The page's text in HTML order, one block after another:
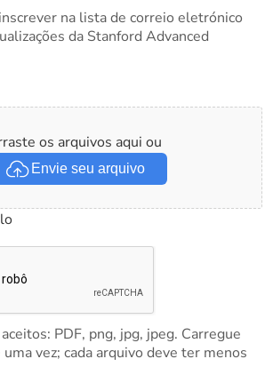
na lista de correio eletrónico
da Stanford Advanced
os arquivos aqui ou
Envie seu arquivo
PDF, png, jpg, jpeg. Carregue
vez; cada arquivo deve ter menos